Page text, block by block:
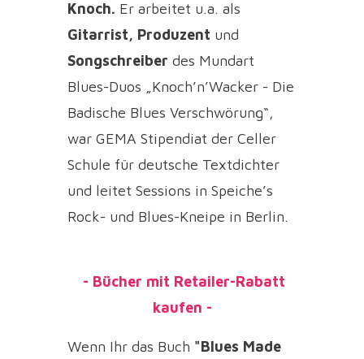
Knoch. Er arbeitet u.a. als
Gitarrist, Produzent und
Songschreiberdes Mundart
Blues-Duos „Knoch’n’Wacker - Die
Badische Blues Verschwörung“,
war GEMA Stipendiat der Celler
Schule für deutsche Textdichter
und leitet Sessions in Speiche’s
Rock- und Blues-Kneipe in Berlin.
- Bücher mit Retailer-Rabatt
kaufen -
Wenn Ihr das Buch "Blues Made